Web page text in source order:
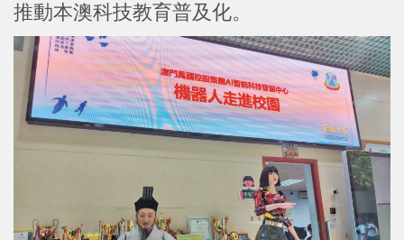
推動本澳科技教育普及化。